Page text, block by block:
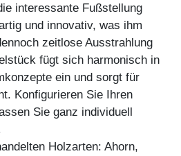
interessante Fußstellung
und innovativ, was ihm
zeitlose Ausstrahlung
fügt sich harmonisch in
ein und sorgt für
Konfigurieren Sie Ihren
Sie ganz individuell
Holzarten: Ahorn,